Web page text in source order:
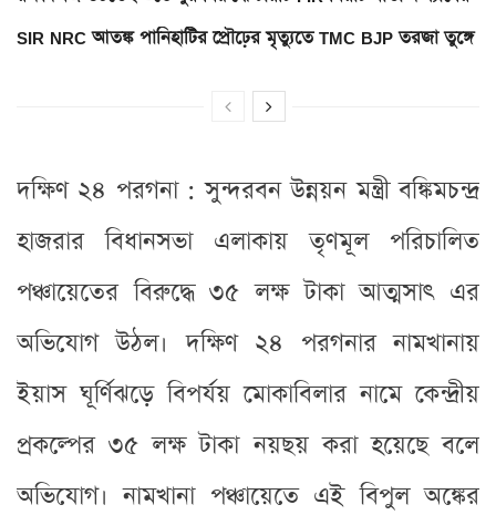
SIR NRC আতঙ্ক পানিহাটির প্রৌঢ়ের মৃত্যুতে TMC BJP তরজা তুঙ্গে
দক্ষিণ ২৪ পরগনা : সুন্দরবন উন্নয়ন মন্ত্রী বঙ্কিমচন্দ্র
হাজরার বিধানসভা এলাকায় তৃণমূল পরিচালিত
পঞ্চায়েতের বিরুদ্ধে ৩৫ লক্ষ টাকা আত্মসাৎ এর
অভিযোগ উঠল। দক্ষিণ ২৪ পরগনার নামখানায়
ইয়াস ঘূর্ণিঝড়ে বিপর্যয় মোকাবিলার নামে কেন্দ্রীয়
প্রকল্পের ৩৫ লক্ষ টাকা নয়ছয় করা হয়েছে বলে
অভিযোগ। নামখানা পঞ্চায়েতে এই বিপুল অঙ্কের